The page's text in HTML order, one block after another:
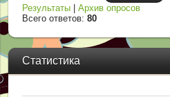
Результаты |Архив опросов
Всего ответов:80
Статистика